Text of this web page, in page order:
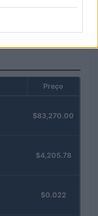
Preço
$83,270.00
$4,205.78
$0.022